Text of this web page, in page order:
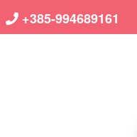
+385-994689161